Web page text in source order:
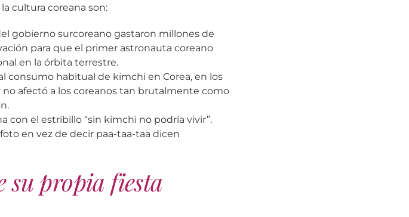
cultura coreana son:
gobierno surcoreano gastaron millones de
para que el primer astronauta coreano
en la órbita terrestre.
consumo habitual de kimchi en Corea, en los
no afectó a los coreanos tan brutalmente como
con el estribillo “sin kimchi no podría vivir”.
en vez de decir paa-taa-taa dicen
su propia fiesta